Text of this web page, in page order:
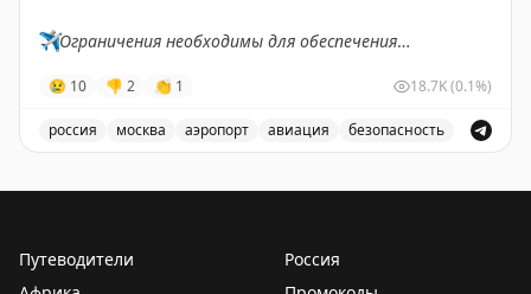
✈️Ограничения необходимы для обеспечения
✈️ Говорит Росавиация| MАХ
😢 10 👎 2 👏 1 18.7K(0.1%)
россия москва аэропорт авиация безопасность
Путеводители
Россия